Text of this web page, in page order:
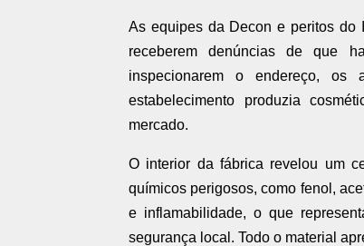
As equipes da Decon e peritos do
receberem denúncias de que
inspecionarem o endereço, os
estabelecimento produzia
mercado.
O interior da fábrica revelou um
químicos perigosos, como fenol,
e inflamabilidade, o que
segurança local. Todo o material